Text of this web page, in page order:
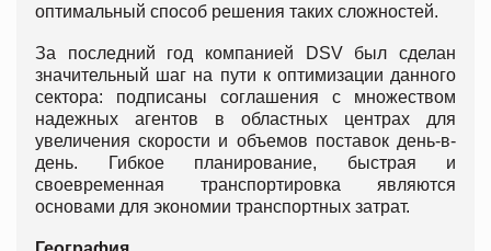
оптимальный способ решения таких сложностей.
За последний год компанией DSV был сделан
значительный шаг на пути к оптимизации данного
сектора: подписаны соглашения с множеством
надежных агентов в областных центрах для
увеличения скорости и объемов поставок день-в-
день. Гибкое планирование, быстрая и
своевременная транспортировка являются
основами для экономии транспортных затрат.